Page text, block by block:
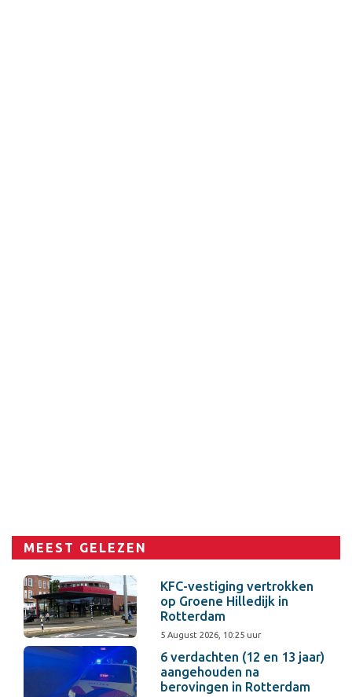
MEEST GELEZEN
KFC-vestiging vertrokken
op Groene Hilledijk in
Rotterdam
5 August 2026, 10:25 uur
6 verdachten (12 en 13 jaar)
aangehouden na
berovingen in Rotterdam